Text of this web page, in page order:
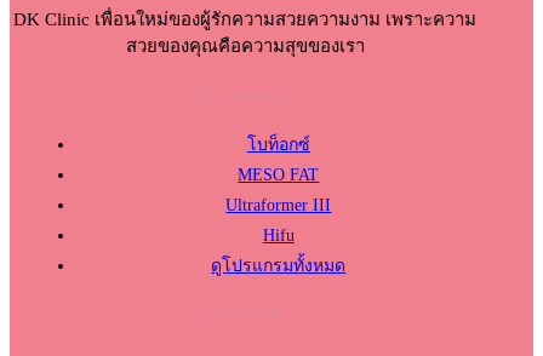
DK Clinic เพื่อนใหม่ของผู้รักความสวยความงาม เพราะความ
สวยของคุณคือความสุขของเรา
โบท็อกซ์
MESO FAT
Ultraformer III
Hifu
ดูโปรแกรมทั้งหมด